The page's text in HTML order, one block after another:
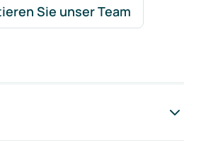
Sie unser Team